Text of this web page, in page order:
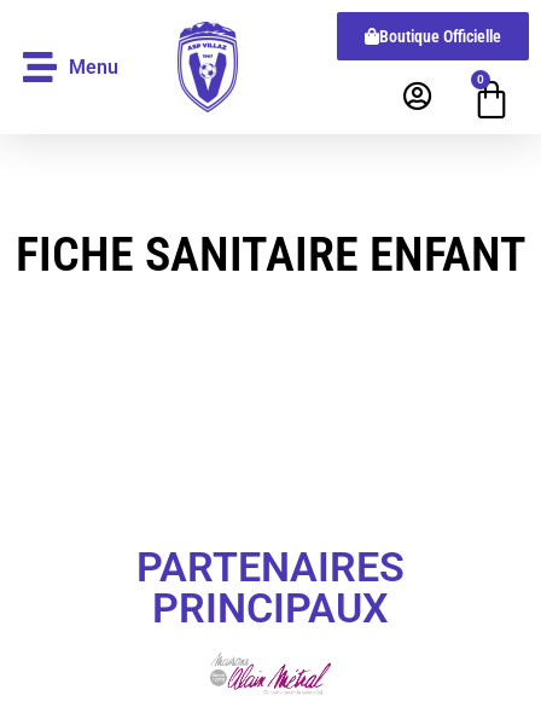
Menu
Boutique Officielle
0
FICHE SANITAIRE ENFANT
PARTENAIRES
PRINCIPAUX